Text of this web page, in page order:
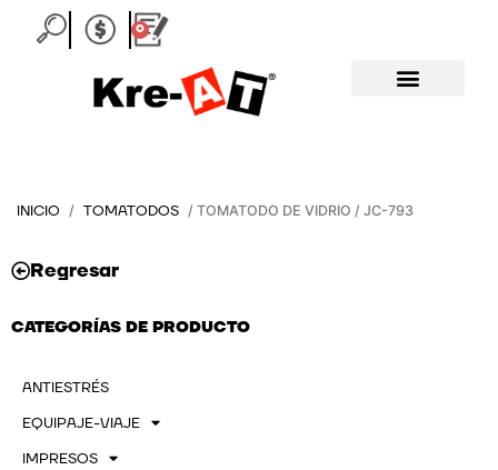
0
Carrito
INICIO / TOMATODOS / TOMATODO DE VIDRIO / JC-793
Regresar
CATEGORÍAS DE PRODUCTO
ANTIESTRÉS
EQUIPAJE-VIAJE
IMPRESOS